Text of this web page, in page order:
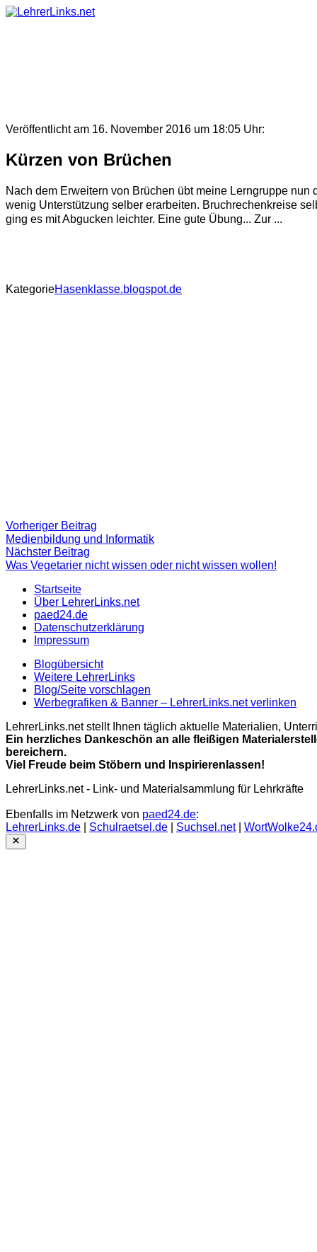
Skip
Veröffentlicht am 16. November 2016 um 18:05 Uhr:
Kürzen von Brüchen
Nach dem Erweitern von Brüchen übt meine Lerngruppe
wenig Unterstützung selber erarbeiten. Bruchrechenkreise
ging es mit Abgucken leichter. Eine gute Übung... Zur ...
KategorieHasenklasse.blogspot.de
Beitragsnavigation
Vorheriger Beitrag
Beitrag:
Medienbildung und Informatik
Nächster Beitrag
Beitrag
Was Vegetarier nicht wissen oder nicht wissen wollen!
Startseite
Über LehrerLinks.net
paed24.de
Datenschutzerklärung
Impressum
Blogübersicht
Weitere LehrerLinks
Blog/Seite vorschlagen
Werbegrafiken & Banner – LehrerLinks.net verlinken
LehrerLinks.net stellt Ihnen täglich aktuelle Materialien,
Ein herzliches Dankeschön an alle fleißigen
bereichern.
Viel Freude beim Stöbern und Inspirierenlassen!
LehrerLinks.net - Link- und Materialsammlung für Lehrkräfte
Ebenfalls im Netzwerk von paed24.de:
LehrerLinks.de
Schulraetsel.de Suchsel.net|
Close